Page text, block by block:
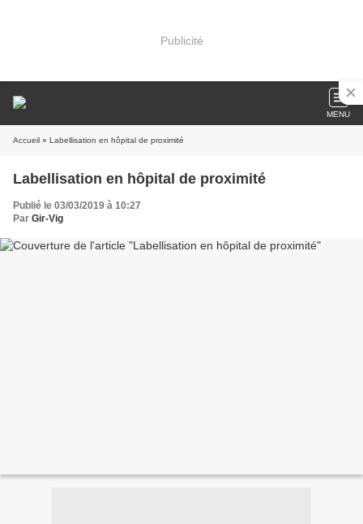
Publicité
MENU
Accueil » Labellisation en hôpital de proximité
Labellisation en hôpital de proximité
Publié le 03/03/2019 à 10:27
Par Gir-Vig